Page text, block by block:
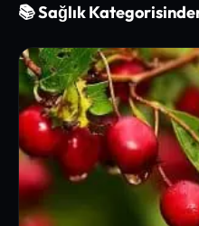
📚 Sağlık